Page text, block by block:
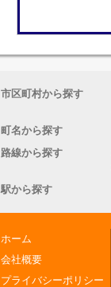
市区町村から探す
町名から探す
路線から探す
駅から探す
ホーム
会社概要
プライバシーポリシー